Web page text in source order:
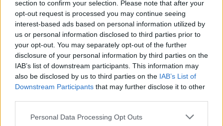
section to confirm your selection. Please note that after your
opt-out request is processed you may continue seeing
interest-based ads based on personal information utilized by
us or personal information disclosed to third parties prior to
your opt-out. You may separately opt-out of the further
disclosure of your personal information by third parties on the
IAB’s list of downstream participants. This information may
also be disclosed by us to third parties on the IAB’s List of
Downstream Participants that may further disclose it to other
Please note that this website/app uses one or more Google
Personal Data Processing Opt Outs